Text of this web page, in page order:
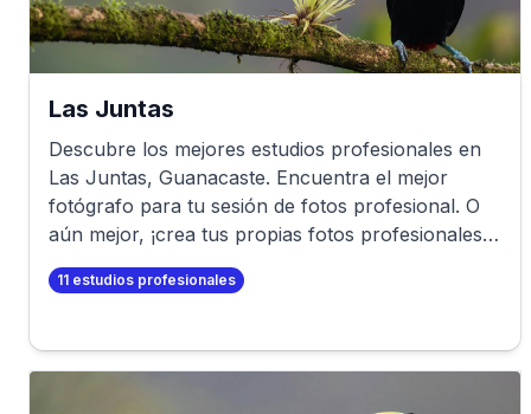
Las Juntas
Descubre los mejores estudios profesionales en
Las Juntas, Guanacaste. Encuentra el mejor
fotógrafo para tu sesión de fotos profesional. O
aún mejor, ¡crea tus propias fotos profesionales
en minutos!
11 estudios profesionales